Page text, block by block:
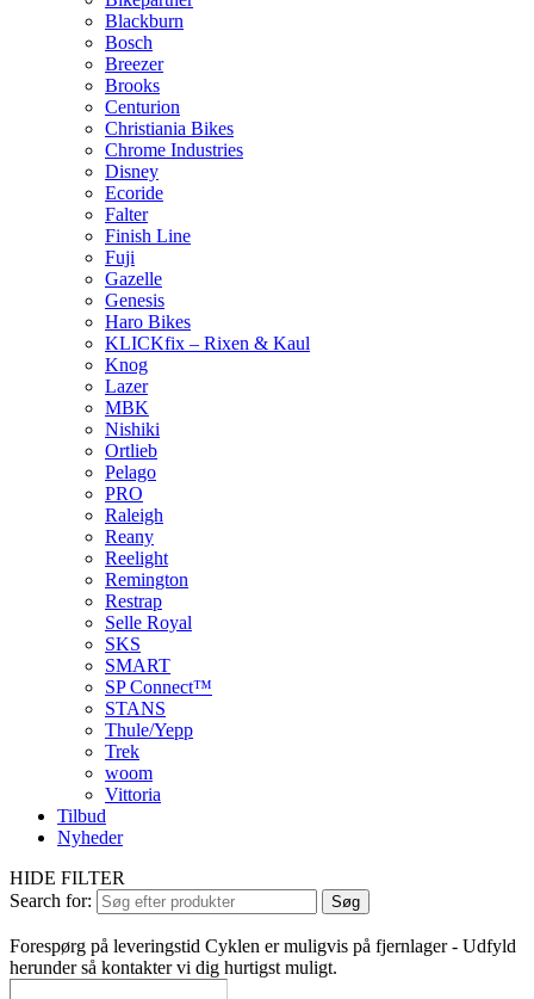
Blackburn
Bosch
Breezer
Brooks
Centurion
Christiania Bikes
Chrome Industries
Disney
Ecoride
Falter
Finish Line
Fuji
Gazelle
Genesis
Haro Bikes
KLICKfix – Rixen & Kaul
Knog
Lazer
MBK
Nishiki
Ortlieb
Pelago
PRO
Raleigh
Reany
Reelight
Remington
Restrap
Selle Royal
SKS
SMART
SP Connect™
STANS
Thule/Yepp
Trek
woom
Vittoria
Tilbud
Nyheder
HIDE FILTER
Search for:
Søg
Forespørg på leveringstid Cyklen er muligvis på fjernlager - Udfyld
herunder så kontakter vi dig hurtigst muligt.